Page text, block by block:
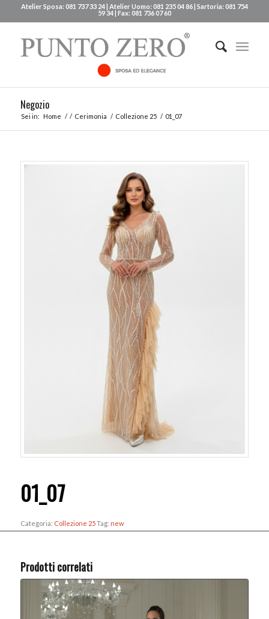
Atelier Sposa: 081 737 33 24 | Atelier Uomo: 081 235 04 86 | Sartoria: 081 754
59 34 | Fax: 081 736 07 60
Negozio
Sei in: Home / / Cerimonia / Collezione 25 / 01_07
01_07
Categoria: Collezione 25Tag: new
Prodotti correlati